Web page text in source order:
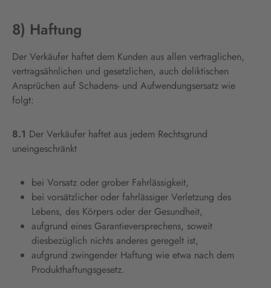
8) Haftung
Der Verkäufer haftet dem Kunden aus allen vertraglichen,
vertragsähnlichen und gesetzlichen, auch deliktischen
Ansprüchen auf Schadens- und Aufwendungsersatz wie
folgt:
8.1 Der Verkäufer haftet aus jedem Rechtsgrund
uneingeschränkt
bei Vorsatz oder grober Fahrlässigkeit,
bei vorsätzlicher oder fahrlässiger Verletzung des
Lebens, des Körpers oder der Gesundheit,
aufgrund eines Garantieversprechens, soweit
diesbezüglich nichts anderes geregelt ist,
aufgrund zwingender Haftung wie etwa nach dem
Produkthaftungsgesetz.